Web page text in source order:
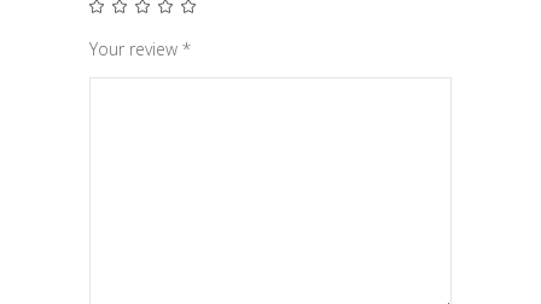
Your review *